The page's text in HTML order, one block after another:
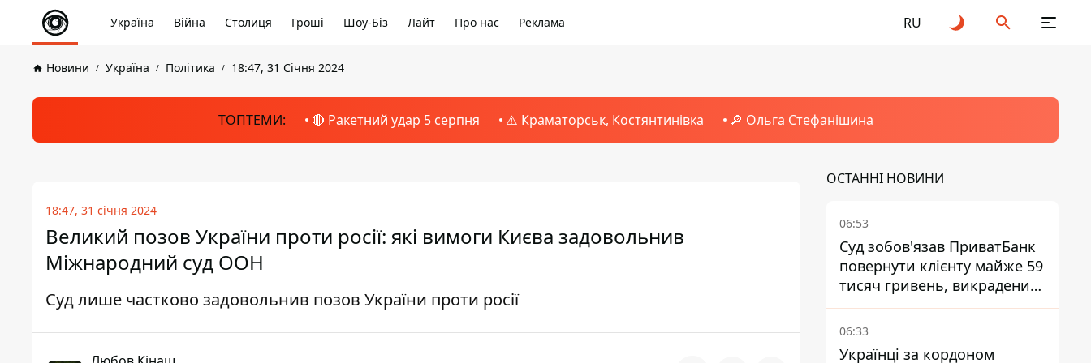
Україна Війна Столиця Гроші Шоу-Біз Лайт Про нас Реклама RU
Новини Україна Політика 18:47, 31 Січня 2024
ТОПТЕМИ: 🔴 Ракетний удар 5 серпня ⚠️ Краматорськ, Костянтинівка 🔎 Ольга Стефанішина
18:47, 31 січня 2024
Великий позов України проти росії: які вимоги Києва задовольнив
Міжнародний суд ООН
Суд лише частково задовольнив позов України проти росії
ОСТАННІ НОВИНИ
06:53
Суд зобов'язав ПриватБанк
повернути клієнту майже 59
тисяч гривень, викрадених
шахраями
06:33
Українці за кордоном